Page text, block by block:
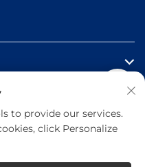
to provide our services.
click Personalize